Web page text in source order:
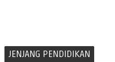
JENJANG PENDIDIKAN